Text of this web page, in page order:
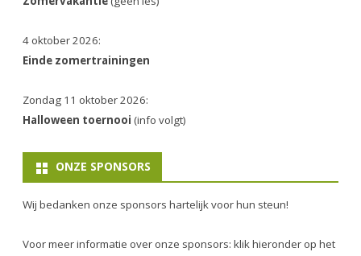
4 oktober 2026:
Einde zomertrainingen
Zondag 11 oktober 2026:
Halloween toernooi (info volgt)
ONZE SPONSORS
Wij bedanken onze sponsors hartelijk voor hun steun!
Voor meer informatie over onze sponsors: klik hieronder op het